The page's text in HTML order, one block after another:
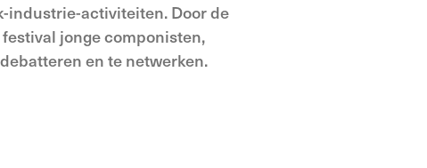
industrie-activiteiten. Door de
jonge componisten,
en te netwerken.